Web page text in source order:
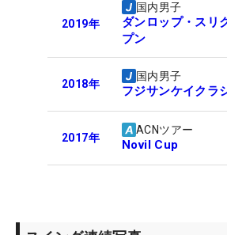
2019年
国内男子
ダンロップ・スリ
プン
2018年
国内男子
フジサンケイクラ
2017年
ACNツアー
Novil Cup